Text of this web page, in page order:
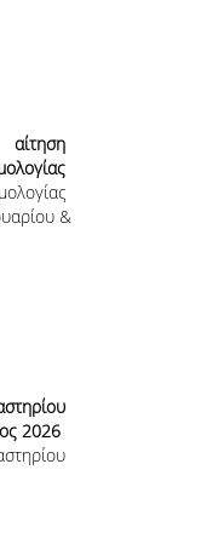
& ΔΗΛΩΣΕΙΣ
ΑΛΛΑ
&&
2026